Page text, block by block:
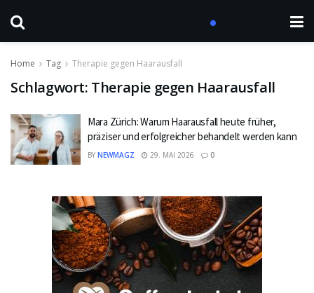
Home Tag Therapie gegen Haarausfall
Schlagwort: Therapie gegen Haarausfall
Mara Zürich: Warum Haarausfall heute früher,
präziser und erfolgreicher behandelt werden kann
BY NEWMAGZ 29. MAI 2026 0